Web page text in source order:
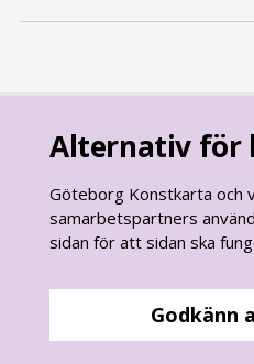
goteborg.seär Göteborgs
Alternativ för
Göteborg Konstkarta och
samarbetspartners
sidan för att sidan ska
Godkänn